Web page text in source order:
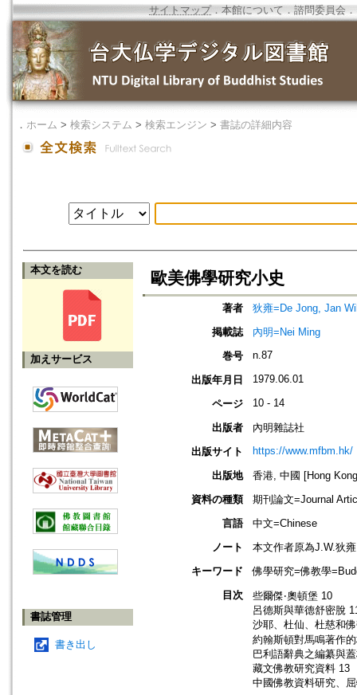
サイトマップ．本館について ． 諮問委員会 ．
． ホーム > 検索システム > 検索エンジン > 書誌の詳細内容
本文を読む
加えサービス
書誌管理
書き出し
歐美佛學研究小史
著者
狄雍=De Jong, Jan
掲載誌
內明=Nei Ming
巻号
n.87
出版年月日 1979.06.01
ページ 10 - 14
出版者
內明雜誌社
出版サイト
https://www.mfbm.hk/
出版地
香港, 中國 [Hong
資料の種類
期刊論文=Journal
言語
中文=Chinese
ノート
本文作者原為J.W.狄
キーワード
佛學研究=佛教學
目次
些爾傑‧奧頓堡 10
呂德斯與華德舒密脫
沙耶、杜仙、杜慈和
約翰斯頓對馬鳴著作
巴利語辭典之編纂與
藏文佛教研究資料 13
中國佛教資料研究、